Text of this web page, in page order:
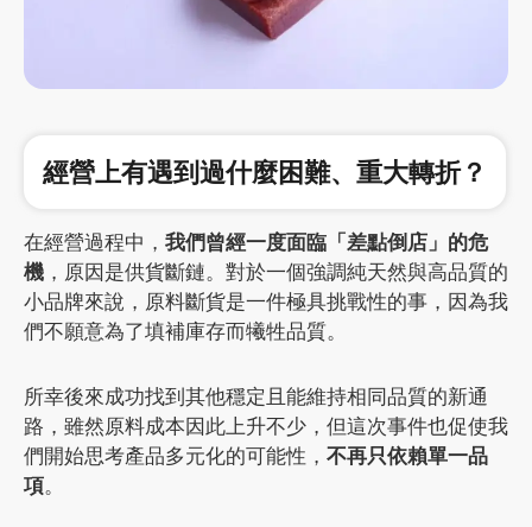
經營上有遇到過什麼困難、重大轉折？
在經營過程中， 我們曾經一度面臨「差點倒店」的危
機 ，原因是供貨斷鏈。對於一個強調純天然與高品質的
小品牌來說，原料斷貨是一件極具挑戰性的事，因為我
們不願意為了填補庫存而犧牲品質。
所幸後來成功找到其他穩定且能維持相同品質的新通
路，雖然原料成本因此上升不少，但這次事件也促使我
們開始思考產品多元化的可能性， 不再只依賴單一品
項。